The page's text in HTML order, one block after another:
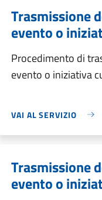
Trasmissione
evento o
Procedimento di
evento o iniziativa
VAI AL SERVIZIO
Trasmissione
evento o